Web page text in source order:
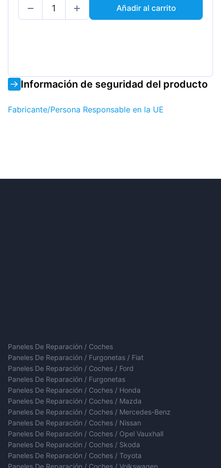
Añadir al carrito
Información de seguridad del producto
Fabricante/Persona Responsable en la UE
Paneles De Reparación / Coches
Paneles De Reparación / Furgonetas / Fiat
Paneles De Reparación / Coches / Ford
Paneles De Reparación / Furgonetas
Paneles De Reparación / Coches / Honda
Paneles De Reparación / Coches / Mazda
Paneles De Reparación / Coches / Mercedes-Benz
Paneles De Reparación / Coches / Nissan
Paneles De Reparación / Coches / Opel Vauxhall
Paneles De Reparación / Coches / Skoda
Paneles De Reparación / Coches / Toyota
Paneles De Reparación / Coches / Volkswagen